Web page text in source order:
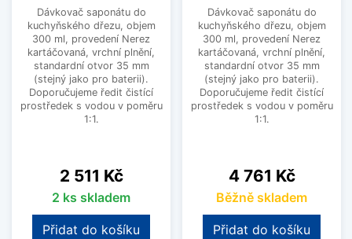
Dávkovač saponátu do
kuchyňského dřezu, objem
300 ml, provedení Nerez
kartáčovaná, vrchní plnění,
standardní otvor 35 mm
(stejný jako pro baterii).
Doporučujeme ředit čistící
prostředek s vodou v poměru
1:1.
Cena
2 511 Kč
2 ks skladem
Přidat do košíku
Dávkovač saponátu do
kuchyňského dřezu, objem
300 ml, provedení Nerez
kartáčovaná, vrchní plnění,
standardní otvor 35 mm
(stejný jako pro baterii).
Doporučujeme ředit čistící
prostředek s vodou v poměru
1:1.
Cena
4 761 Kč
Běžně skladem
Přidat do košíku